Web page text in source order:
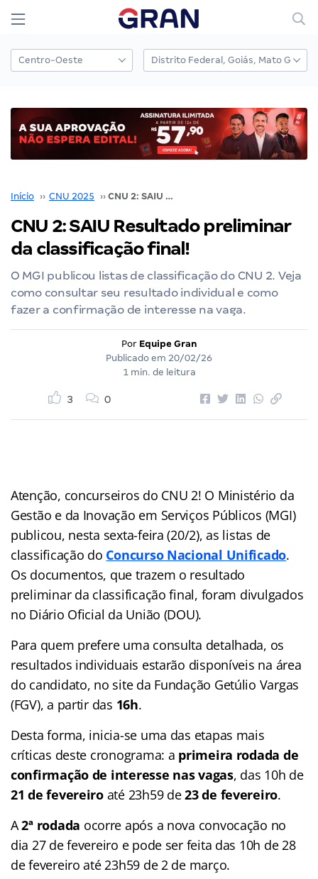
Início ›› CNU 2025 ›› CNU 2: SAIU Resultado preliminar da classificação final!
CNU 2: SAIU Resultado preliminar
da classificação final!
O MGI publicou listas de classificação do CNU 2. Veja
como consultar seu resultado individual e como
fazer a confirmação de interesse na vaga.
Por Equipe Gran
Publicado em 20/02/26
1 min. de leitura
3 0
Atenção, concurseiros do CNU 2! O Ministério da
Gestão e da Inovação em Serviços Públicos (MGI)
publicou, nesta sexta-feira (20/2), as listas de
classificação do Concurso Nacional Unificado.
Os documentos, que trazem o resultado
preliminar da classificação final, foram divulgados
no Diário Oficial da União (DOU).
Para quem prefere uma consulta detalhada, os
resultados individuais estarão disponíveis na área
do candidato, no site da Fundação Getúlio Vargas
(FGV), a partir das 16h.
Desta forma, inicia-se uma das etapas mais
críticas deste cronograma: a primeira rodada de
confirmação de interesse nas vagas, das 10h de
21 de fevereiroaté 23h59 de23 de fevereiro.
A2ª rodada ocorre após a nova convocação no
dia 27 de fevereiro e pode ser feita das 10h de 28
de fevereiro até 23h59 de 2 de março.